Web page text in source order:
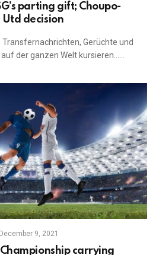
parting gift; Choupo-
decision
Gerüchte und
der ganzen Welt kursieren……
December 9, 2021
Championship carrying